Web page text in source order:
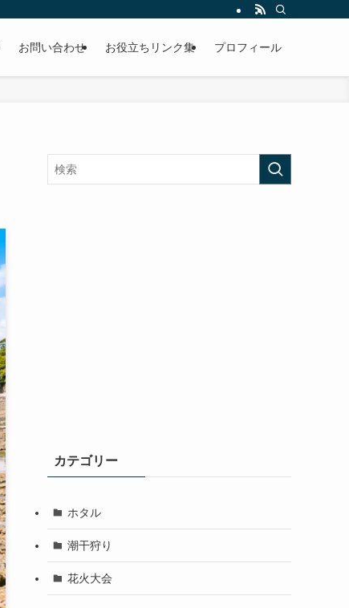
お問い合わせ お役立ちリンク集 プロフィール
カテゴリー
ホタル
潮干狩り
花火大会